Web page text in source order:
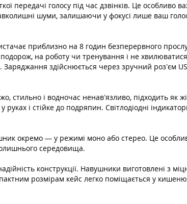
передачі голосу під час дзвінків. Це особливо
шуми, залишаючи у фокусі лише ваш
приблизно на 8 годин безперервного
на роботу чи тренування і не
здійснюється через зручний роз’єм
і водночас ненав’язливо, підходить як
і стійке до подряпин. Світлодіодні
окремо — у режимі моно або стерео. Це
середовища.
конструкції. Навушники виготовлені з
розмірам кейс легко поміщається у